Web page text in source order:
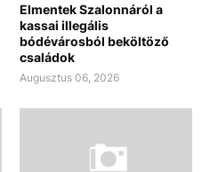
Elmentek Szalonnáról a
kassai illegális
bódévárosból beköltöző
családok
Augusztus 06, 2026